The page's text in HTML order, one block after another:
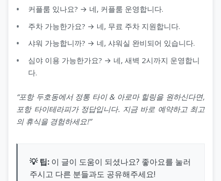
커플룸 있나요? → 네, 커플룸 운영합니다.
주차 가능한가요? → 네, 무료 주차 지원합니다.
샤워 가능합니까? → 네, 샤워실 완비되어 있습니다.
심야 이용 가능한가요? → 네, 새벽 2시까지 운영합니
다.
“포항 두호동에서 정통 타이 & 아로마 힐링을 원하신다면,
포항 타이테라피가 정답입니다. 지금 바로 예약하고 최고
의 휴식을 경험하세요!”
💡 팁: 이 글이 도움이 되셨나요? 좋아요를 눌러
주시고 다른 분들과도 공유해주세요!